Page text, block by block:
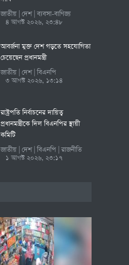
জাতীয় দেশ|ব্যবসা-বাণিজ্য
৪ আগস্ট ২০২৬, ২৩:৪৮
আবর্জনা মুক্ত দেশ গড়তে সহযোগিতা
চেয়েছেন প্রধানমন্ত্রী
জাতীয় দেশ|বিএনপি
৩ আগস্ট ২০২৬, ১৩:১৪
রাষ্ট্রপতি নির্বাচনের দায়িত্ব
প্রধানমন্ত্রীকে দিল বিএনপির স্থায়ী
কমিটি
জাতীয় দেশ|বিএনপি |রাজনীতি
১ আগস্ট ২০২৬, ২৩:১৭
জাতীয়|জাতীয় নাগরিক পার্টি|দেশ|
রাজনীতি
১ আগস্ট ২০২৬, ২২:৫৯
আংশিক চালু হয়েছে মহেশখালীর